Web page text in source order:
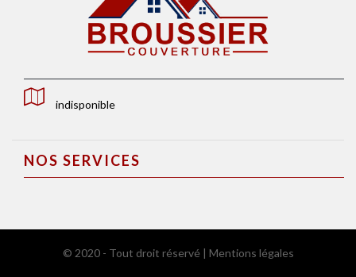
indisponible
NOS SERVICES
© 2020 - Tout droit réservé | Mentions légales